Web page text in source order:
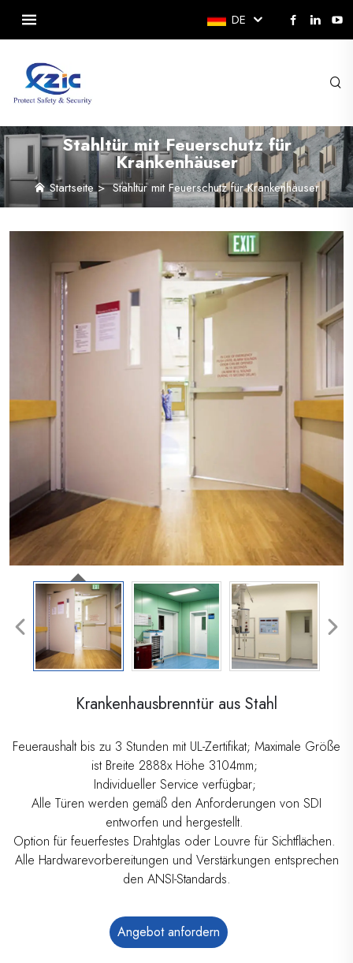
DE
Stahltür mit Feuerschutz für
Krankenhäuser
Startseite>Stahltür mit Feuerschutz für Krankenhäuser
Krankenhausbrenntür aus Stahl
Feueraushalt bis zu 3 Stunden mit UL-Zertifikat; Maximale Größe
ist Breite 2888x Höhe 3104mm;
Individueller Service verfügbar;
Alle Türen werden gemäß den Anforderungen von SDI
entworfen und hergestellt.
Option für feuerfestes Drahtglas oder Louvre für Sichtflächen.
Alle Hardwarevorbereitungen und Verstärkungen entsprechen
den ANSI-Standards.
Angebot anfordern